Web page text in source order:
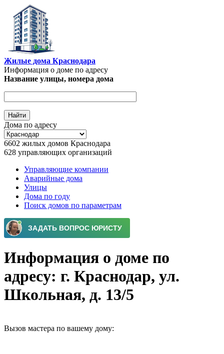
Перейти к основному содержанию
Жилые дома Краснодара
Информация о доме по адресу
Название улицы, номера дома
Дома по адресу
6602 жилых домов Краснодара
628 управляющих организаций
Главное меню
Управляющие компании
Аварийные дома
Улицы
Дома по году
Поиск домов по параметрам
Информация о доме по
адресу: г. Краснодар, ул.
Школьная, д. 13/5
Вызов мастера по вашему дому: